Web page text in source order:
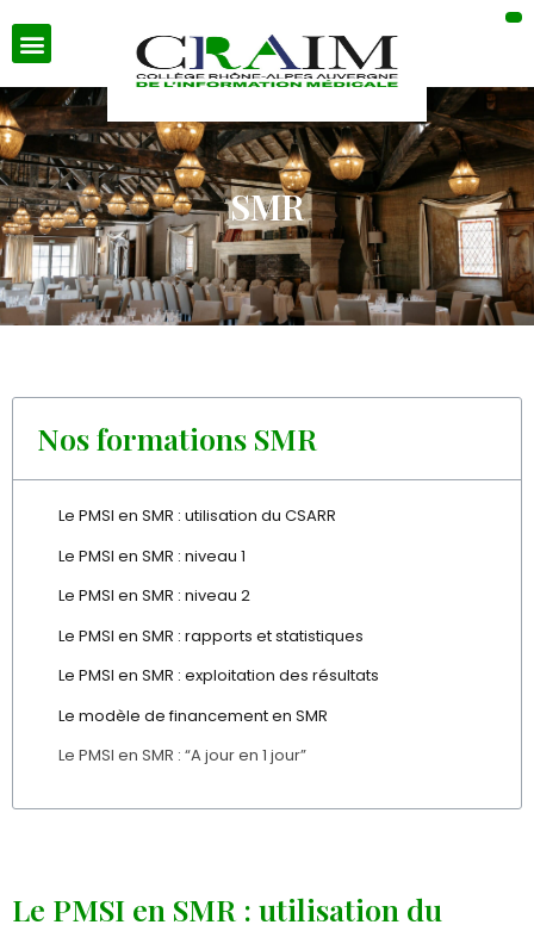
SMR
Nos formations SMR
Le PMSI en SMR : utilisation du CSARR
Le PMSI en SMR : niveau 1
Le PMSI en SMR : niveau 2
Le PMSI en SMR : rapports et statistiques
Le PMSI en SMR : exploitation des résultats
Le modèle de financement en SMR
Le PMSI en SMR : “A jour en 1 jour”
Le PMSI en SMR : utilisation du